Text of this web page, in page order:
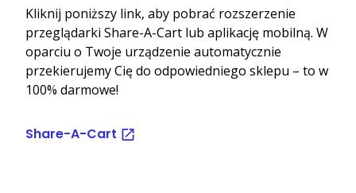
Kliknij poniższy link, aby pobrać rozszerzenie
przeglądarki Share-A-Cart lub aplikację mobilną. W
oparciu o Twoje urządzenie automatycznie
przekierujemy Cię do odpowiedniego sklepu – to w
100% darmowe!
Share-A-Cart